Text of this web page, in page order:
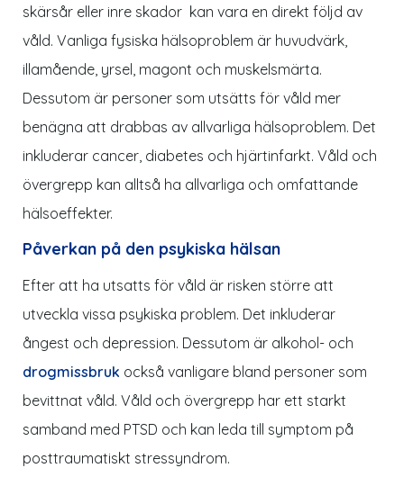
skärsår eller inre skador kan vara en direkt följd av
våld. Vanliga fysiska hälsoproblem är huvudvärk,
illamående, yrsel, magont och muskelsmärta.
Dessutom är personer som utsätts för våld mer
benägna att drabbas av allvarliga hälsoproblem. Det
inkluderar cancer, diabetes och hjärtinfarkt. Våld och
övergrepp kan alltså ha allvarliga och omfattande
hälsoeffekter.
Påverkan på den psykiska hälsan
Efter att ha utsatts för våld är risken större att
utveckla vissa psykiska problem. Det inkluderar
ångest och depression. Dessutom är alkohol- och
drogmissbruk också vanligare bland personer som
bevittnat våld. Våld och övergrepp har ett starkt
samband med PTSD och kan leda till symptom på
posttraumatiskt stressyndrom.